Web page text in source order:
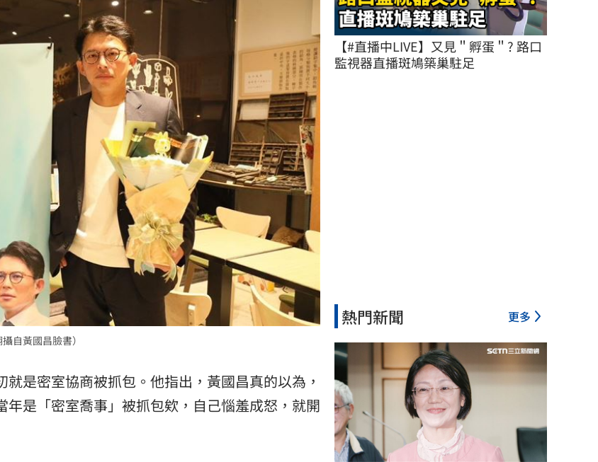
自黃國昌臉書）
是密室協商被抓包。他指出，黃國昌真的以為，
是「密室喬事」被抓包欸，自己惱羞成怒，就開
【#直播中LIVE】又見＂孵蛋＂? 路口
監視器直播斑鳩築巢駐足
熱門新聞 更多